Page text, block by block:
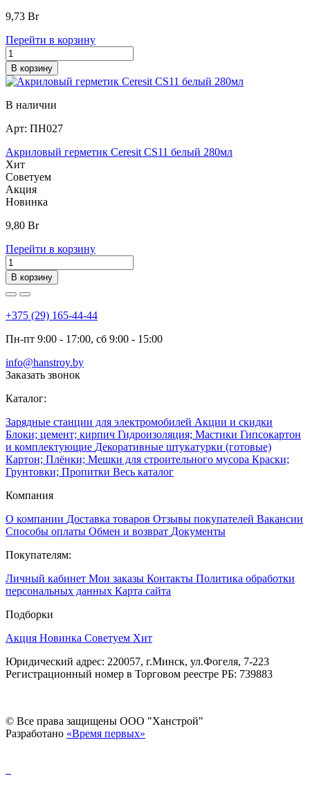
9,73 Br
Перейти в корзину
В корзину
В наличии
Арт: ПН027
Акриловый герметик Ceresit CS11 белый 280мл
Хит
Советуем
Акция
Новинка
9,80 Br
Перейти в корзину
В корзину
+375 (29) 165-44-44
Пн-пт 9:00 - 17:00, сб 9:00 - 15:00
info@hanstroy.by
Заказать звонок
Каталог:
Зарядные станции для электромобилей Акции и скидки
Блоки; цемент; кирпич Гидроизоляция; Мастики Гипсокартон
и комплектующие Декоративные штукатурки (готовые)
Картон; Плёнки; Мешки для строительного мусора Краски;
Грунтовки; Пропитки Весь каталог
Компания
О компании Доставка товаров Отзывы покупателей Вакансии
Способы оплаты Обмен и возврат Документы
Покупателям:
Личный кабинет Мои заказы Контакты Политика обработки
персональных данных Карта сайта
Подборки
Акция Новинка Советуем Хит
Юридический адрес: 220057, г.Минск, ул.Фогеля, 7-223
Регистрационный номер в Торговом реестре РБ: 739883
© Все права защищены ООО "Ханстрой"
Разработано «Время первых»